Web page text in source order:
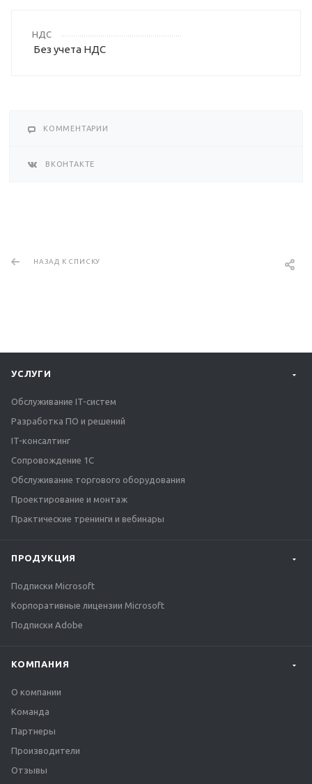
НДС
Без учета НДС
КОММЕНТАРИИ
ВКОНТАКТЕ
НАЗАД К СПИСКУ
УСЛУГИ
Обслуживание IT-систем
Разработка ПО и решений
IT-консалтинг
Сопровождение 1С
Обслуживание торгового оборудования
Проектирование и монтаж
Практические тренинги и вебинары
ПРОДУКЦИЯ
Подписки Microsoft
Корпоративные лицензии Microsoft
Подписки Adobe
КОМПАНИЯ
О компании
Команда
Партнеры
Производители
Отзывы